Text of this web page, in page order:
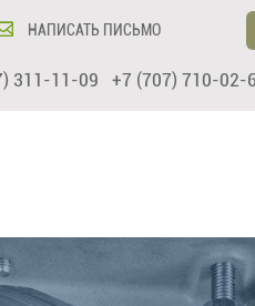
НАПИСАТЬ ПИСЬМО
311-11-09 +7 (707) 710-02-